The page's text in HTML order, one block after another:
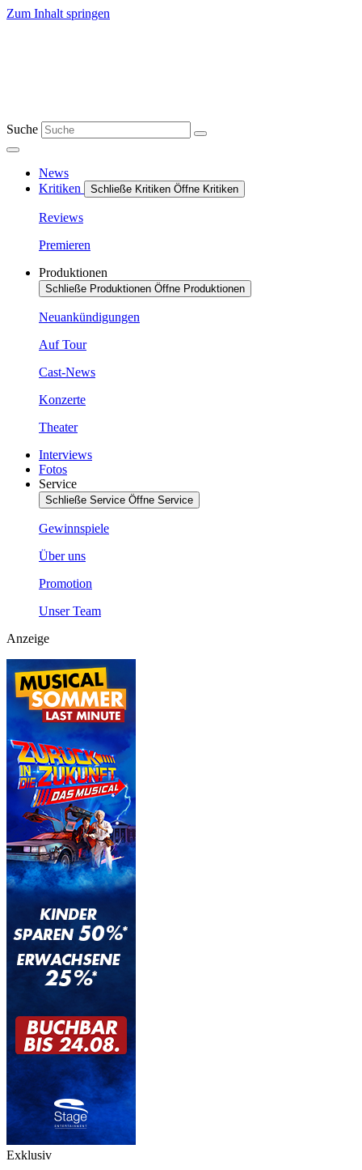
Zum Inhalt springen
Suche
News
Kritiken
Schließe Kritiken Öffne Kritiken
Reviews
Premieren
Produktionen
Schließe Produktionen Öffne Produktionen
Neuankündigungen
Auf Tour
Cast-News
Konzerte
Theater
Interviews
Fotos
Service
Schließe Service Öffne Service
Gewinnspiele
Über uns
Promotion
Unser Team
Anzeige
Exklusiv